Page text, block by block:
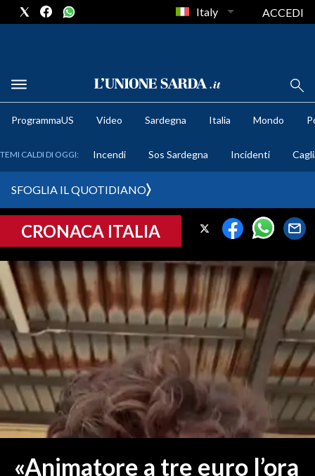
METEO
CRONACA SARDEGNA
PROVINCIA DI CAGLIARI
SULCIS IGLESIENTE
MEDIO CAMPIDANO
ORISTANO E PROVINCIA
SASSARI E PROVINCIA
GALLURA
NUORO E PROVINCIA
OGLIASTRA
Italy ACCEDI
ProgrammaUS Video Sardegna Italia Mondo
TEMI CALDI DI OGGI: Incendi Sos Sardegna Incidenti
SFOGLIA IL QUOTIDIANO
CRONACA ITALIA
«Animatore a tre euro l’ora